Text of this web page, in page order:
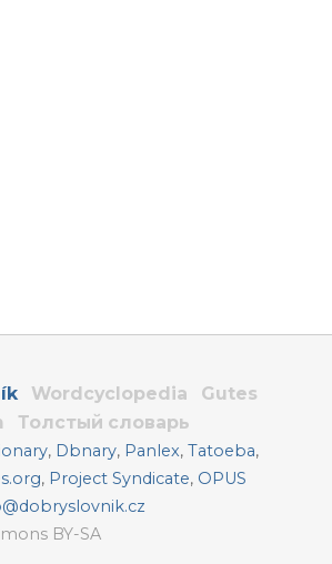
Wordcyclopedia
Gutes
Толстый словарь
, Dbnary, Panlex,Tatoeba,
, Project Syndicate, OPUS
BY-SA